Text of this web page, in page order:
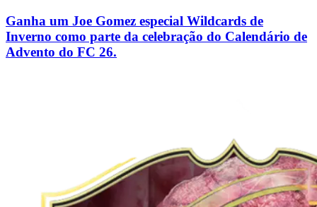
Ganha um Joe Gomez especial Wildcards de
Inverno como parte da celebração do Calendário de
Advento do FC 26.